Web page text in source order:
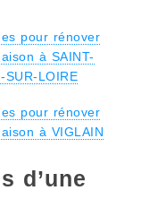
pour rénover
à SAINT-
SUR-LOIRE
pour rénover
à VIGLAIN
d’une